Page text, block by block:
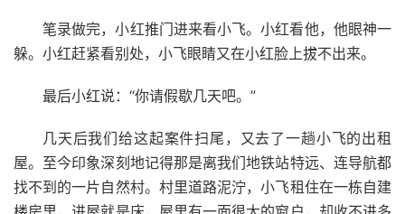
笔录做完，小红推门进来看小飞。小红看他，他眼神一
躲。小红赶紧看别处，小飞眼睛又在小红脸上拔不出来。
最后小红说：“你请假歇几天吧。”
几天后我们给这起案件扫尾，又去了一趟小飞的出租
屋。至今印象深刻地记得那是离我们地铁站特远、连导航都
找不到的一片自然村。村里道路泥泞，小飞租住在一栋自建